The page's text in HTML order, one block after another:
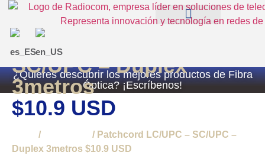
¿Quieres descubrir los mejores productos de Fibra
Óptica? ¡Escríbenos!
Patchcord LC/UPC –
SC/UPC – Duplex
3metros
$10.9 USD
/
/ Patchcord LC/UPC – SC/UPC –
Duplex 3metros $10.9 USD